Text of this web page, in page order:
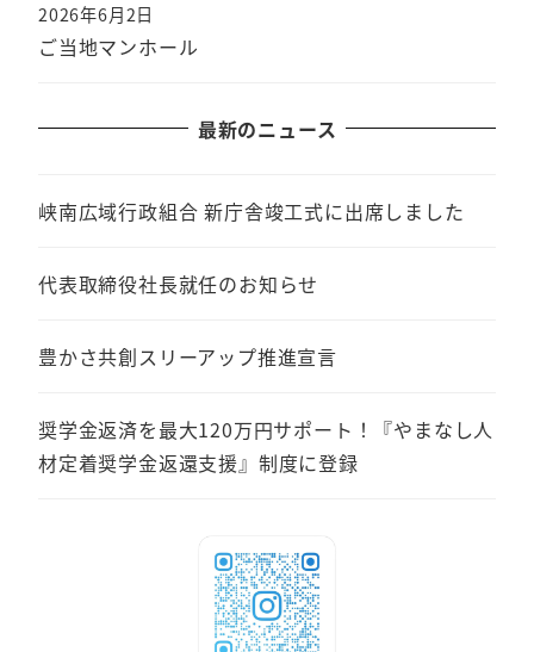
ご当地マンホール
2026年6月2日
最新のニュース
峡南広域行政組合 新庁舎竣工式に出席しました
代表取締役社長就任のお知らせ
豊かさ共創スリーアップ推進宣言
奨学金返済を最大120万円サポート！『やまなし人
材定着奨学金返還支援』制度に登録